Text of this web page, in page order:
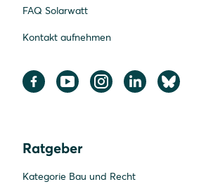
FAQ Solarwatt
Kontakt aufnehmen
Ratgeber
Kategorie Bau und Recht